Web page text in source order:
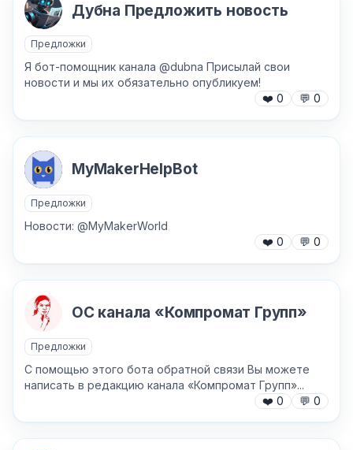
Дубна Предложить новость
Предложки
Я бот-помощник канала @dubna Присылай свои
новости и мы их обязательно опубликуем!
❤️ 0 💬 0
MyMakerHelpBot
Предложки
Новости: @MyMakerWorld
❤️ 0 💬 0
ОC канала «Компромат Групп»
Предложки
С помощью этого бота обратной связи Вы можете
написать в редакцию канала «Компромат Групп»...
❤️ 0 💬 0